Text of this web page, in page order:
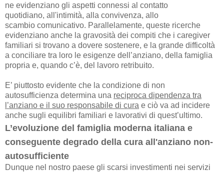
ne evidenziano gli aspetti connessi al contatto
quotidiano, all'intimità, alla convivenza, allo
scambio comunicativo. Parallelamente, queste ricerche
evidenziano anche la gravosità dei compiti che i caregiver
familiari si trovano a dovere sostenere, e la grande difficoltà
a conciliare tra loro le esigenze dell’anziano, della famiglia
propria e, quando c’è, del lavoro retribuito.
E’ piuttosto evidente che la condizione di non
autosufficienza determina una reciproca dipendenza tra
l’anziano e il suo responsabile di cura e ciò va ad incidere
anche sugli equilibri familiari e lavorativi di quest’ultimo.
L’evoluzione del famiglia moderna italiana e
conseguente degrado della cura all'anziano non-
autosufficiente
Dunque nel nostro paese gli scarsi investimenti nei servizi